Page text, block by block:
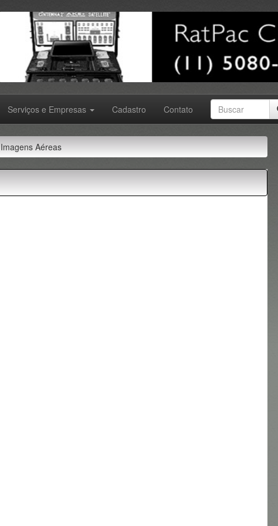
Serviços e Empresas Cadastro Contato
Imagens Aéreas